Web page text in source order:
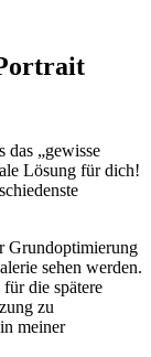
das „gewisse
Lösung für dich!
Grundoptimierung
sehen werden.
die spätere
zu
meiner